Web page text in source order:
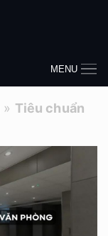
MENU
» Tiêu chuẩn